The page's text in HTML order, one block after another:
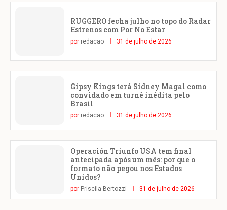
RUGGERO fecha julho no topo do Radar
Estrenos com Por No Estar
por redacao 31 de julho de 2026
Gipsy Kings terá Sidney Magal como
convidado em turnê inédita pelo
Brasil
por redacao 31 de julho de 2026
Operación Triunfo USA tem final
antecipada após um mês: por que o
formato não pegou nos Estados
Unidos?
por Priscila Bertozzi 31 de julho de 2026